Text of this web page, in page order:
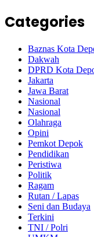
Categories
Baznas Kota
Dakwah
DPRD Kota
Jakarta
Jawa Barat
Nasional
Nasional
Olahraga
Opini
Pemkot Depok
Pendidikan
Peristiwa
Politik
Ragam
Rutan / Lapas
Seni dan Budaya
Terkini
TNI / Polri